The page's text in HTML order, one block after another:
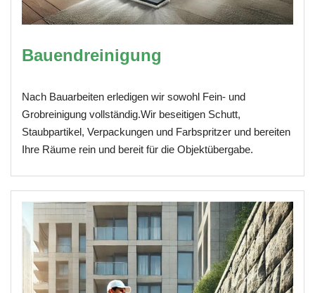
Bauendreinigung
Nach Bauarbeiten erledigen wir sowohl Fein- und
Grobreinigung vollständig.Wir beseitigen Schutt,
Staubpartikel, Verpackungen und Farbspritzer und bereiten
Ihre Räume rein und bereit für die Objektübergabe.